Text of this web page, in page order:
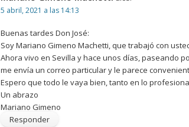
5 abril, 2021 a las 14:13
Buenas tardes Don José:
Soy Mariano Gimeno Machetti, que trabajó con
Ahora vivo en Sevilla y hace unos días, paseando
me envía un correo particular y le parece
Espero que todo le vaya bien, tanto en lo
Un abrazo
Mariano Gimeno
Responder